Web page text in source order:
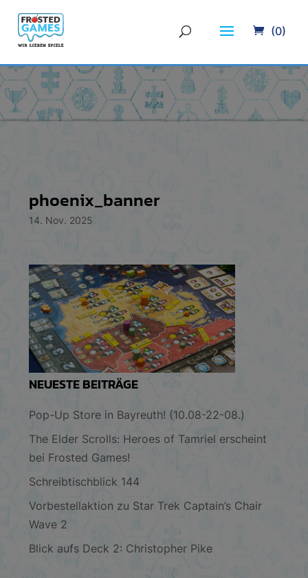
(0)
phoenix_banner
14. Nov. 2025
NEUESTE BEITRÄGE
Pop-Up Store in Bayreuth! (10.08-22-08.)
The Elder Scrolls: Heroes of Tamriel erscheint
bei Frosted Games!
Schreibtischblick 144
Vorbestellaktion zu Star Trek Captain’s Chair
Wave 2
Blick aufs Deck 2: Christopher Pike